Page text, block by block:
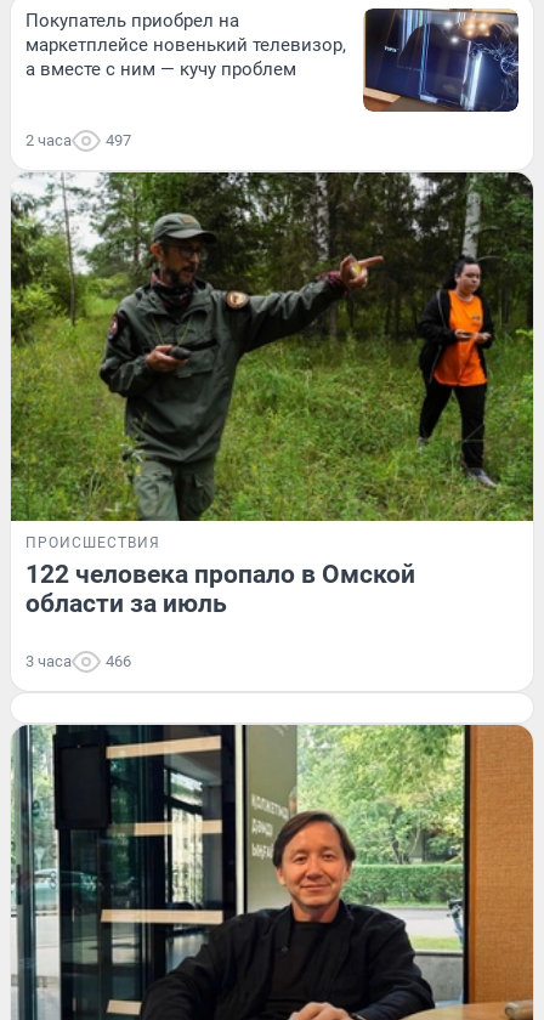
Покупатель приобрел на
маркетплейсе новенький телевизор,
а вместе с ним — кучу проблем
2 часа 497
ПРОИСШЕСТВИЯ
122 человека пропало в Омской
области за июль
3 часа 466